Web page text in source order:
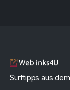
Surftipps aus